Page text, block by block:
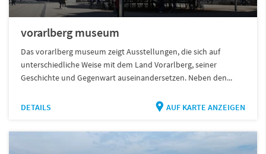
vorarlberg museum
Das vorarlberg museum zeigt Ausstellungen, die sich auf
unterschiedliche Weise mit dem Land Vorarlberg, seiner
Geschichte und Gegenwart auseinandersetzen. Neben den...
DETAILS AUF KARTE ANZEIGEN